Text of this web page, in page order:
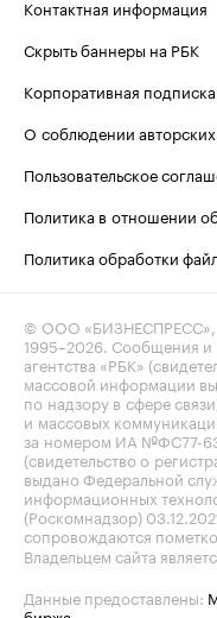
Контактная информация
Скрыть баннеры на РБК
Корпоративная подписка
О соблюдении
Пользовательское
Политика в отношении
Политика обработки
© ООО
1995–2026. Сообщения
агентства «РБК»
массовой информации
по надзору в сфере
и массовых
за номером ИА №ФС77-
(свидетельство о
выдано Федеральной
информационных
(Роскомнадзор)
сопровождаются
Владельцем сайта
Данные предоставлены: